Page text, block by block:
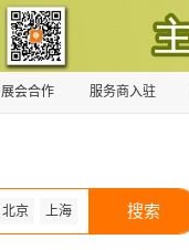
展会合作 服务商入驻
搜索
上海
北京